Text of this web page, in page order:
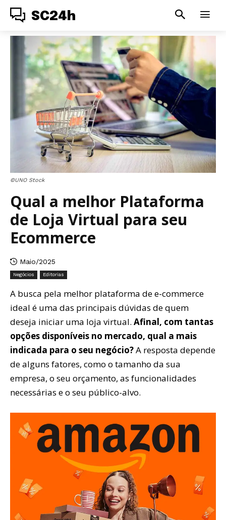
SC24h
©UNO Stock
Qual a melhor Plataforma
de Loja Virtual para seu
Ecommerce
Maio/2025
Negócios Editorias
A busca pela melhor plataforma de e-commerce
ideal é uma das principais dúvidas de quem
deseja iniciar uma loja virtual. Afinal, com tantas
opções disponíveis no mercado, qual a mais
indicada para o seu negócio?A resposta depende
de alguns fatores, como o tamanho da sua
empresa, o seu orçamento, as funcionalidades
necessárias e o seu público-alvo.